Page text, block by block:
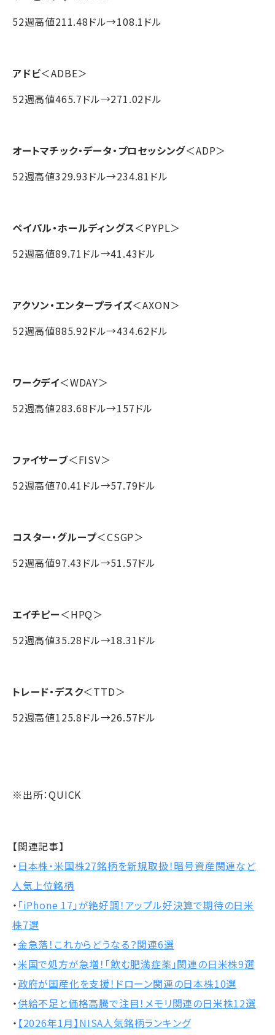
52週高値211.48ドル→108.1ドル
アドビ＜ADBE＞
52週高値465.7ドル→271.02ドル
オートマチック・データ・プロセッシング＜ADP＞
52週高値329.93ドル→234.81ドル
ペイパル・ホールディングス＜PYPL＞
52週高値89.71ドル→41.43ドル
アクソン・エンタープライズ＜AXON＞
52週高値885.92ドル→434.62ドル
ワークデイ＜WDAY＞
52週高値283.68ドル→157ドル
ファイサーブ＜FISV＞
52週高値70.41ドル→57.79ドル
コスター・グループ＜CSGP＞
52週高値97.43ドル→51.57ドル
エイチピー＜HPQ＞
52週高値35.28ドル→18.31ドル
トレード・デスク＜TTD＞
52週高値125.8ドル→26.57ドル
※出所：QUICK
【関連記事】
・ 日本株・米国株27銘柄を新規取扱！暗号資産関連など
人気上位銘柄
・ 「iPhone 17」が絶好調！アップル好決算で期待の日米
株7選
・金急落！これからどうなる？関連6選
・米国で処方が急増！「飲む肥満症薬」関連の日米株9選
・政府が国産化を支援！ドローン関連の日本株10選
・供給不足と価格高騰で注目！メモリ関連の日米株12選
・ 【2026年1月】NISA人気銘柄ランキング